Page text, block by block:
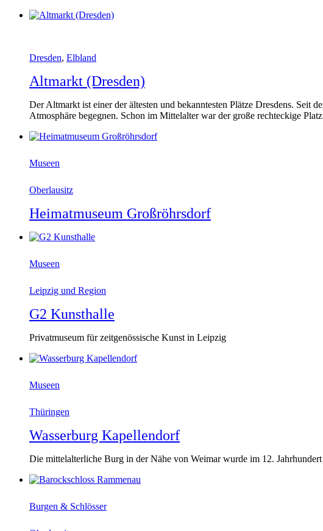
Dresden, Elbland
Altmarkt (Dresden)
Der Altmarkt ist einer der ältesten und bekanntesten Plätze Dresdens. Seit
Atmosphäre begegnen. Schon im Mittelalter war der große rechteckige
Museen
Oberlausitz
Heimatmuseum Großröhrsdorf
Museen
Leipzig und Region
G2 Kunsthalle
Privatmuseum für zeitgenössische Kunst in Leipzig
Museen
Thüringen
Wasserburg Kapellendorf
Die mittelalterliche Burg in der Nähe von Weimar wurde im 12.
Burgen & Schlösser